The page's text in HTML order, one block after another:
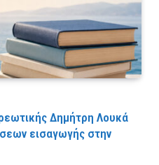
Δημήτρη Λουκά
εισαγωγής στην